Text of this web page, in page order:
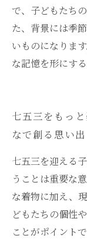
で、子どもたち
た、背景には季
いものになりま
な記憶を形にす
七五三をもっ
なで創る思い出
七五三を迎える
うことは重要な
な着物に加え、
どもたちの個性
ことがポイント